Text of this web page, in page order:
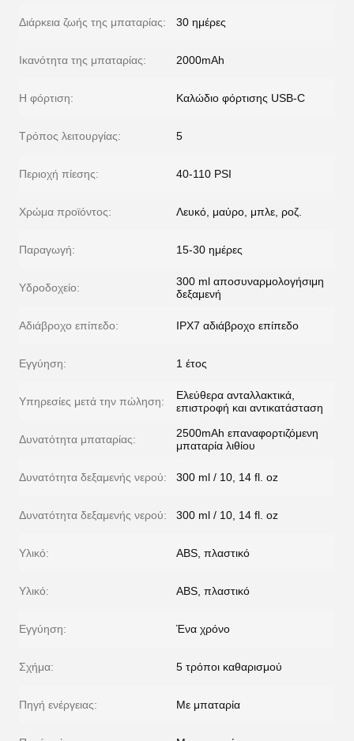
Διάρκεια ζωής της μπαταρίας: 30 ημέρες
Ικανότητα της μπαταρίας: 2000mAh
Η φόρτιση: Καλώδιο φόρτισης USB-C
Τρόπος λειτουργίας: 5
Περιοχή πίεσης: 40-110 PSI
Χρώμα προϊόντος: Λευκό, μαύρο, μπλε, ροζ.
Παραγωγή: 15-30 ημέρες
Υδροδοχείο:
300 ml αποσυναρμολογήσιμη
δεξαμενή
Αδιάβροχο επίπεδο: IPX7 αδιάβροχο επίπεδο
Εγγύηση: 1 έτος
Υπηρεσίες μετά την πώληση:
Ελεύθερα ανταλλακτικά,
επιστροφή και αντικατάσταση
Δυνατότητα μπαταρίας:
2500mAh επαναφορτιζόμενη
μπαταρία λιθίου
Δυνατότητα δεξαμενής νερού: 300 ml / 10, 14 fl. oz
Δυνατότητα δεξαμενής νερού: 300 ml / 10, 14 fl. oz
Υλικό: ABS, πλαστικό
Υλικό: ABS, πλαστικό
Εγγύηση: Ένα χρόνο
Σχήμα: 5 τρόποι καθαρισμού
Πηγή ενέργειας: Με μπαταρία